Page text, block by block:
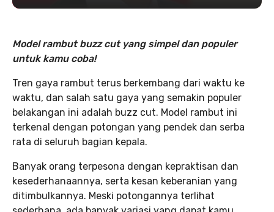
Model rambut buzz cut yang simpel dan populer
untuk kamu coba!
Tren gaya rambut terus berkembang dari waktu ke
waktu, dan salah satu gaya yang semakin populer
belakangan ini adalah buzz cut. Model rambut ini
terkenal dengan potongan yang pendek dan serba
rata di seluruh bagian kepala.
Banyak orang terpesona dengan kepraktisan dan
kesederhanaannya, serta kesan keberanian yang
ditimbulkannya. Meski potongannya terlihat